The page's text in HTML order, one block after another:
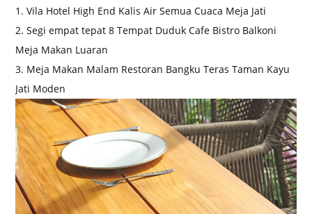
1. Vila Hotel High End Kalis Air Semua Cuaca Meja Jati
2. Segi empat tepat 8 Tempat Duduk Cafe Bistro Balkoni
Meja Makan Luaran
3. Meja Makan Malam Restoran Bangku Teras Taman Kayu
Jati Moden